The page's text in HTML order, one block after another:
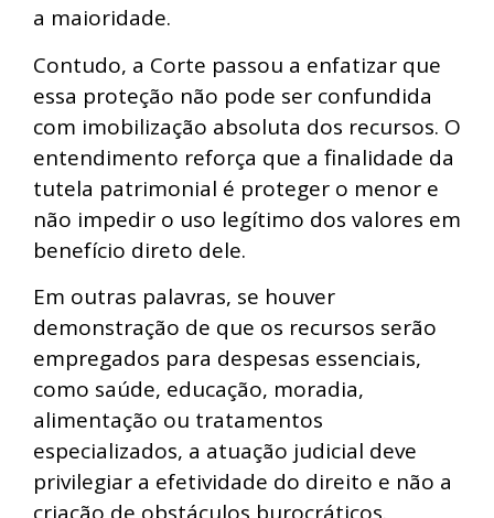
a maioridade.
Contudo, a Corte passou a enfatizar que
essa proteção não pode ser confundida
com imobilização absoluta dos recursos. O
entendimento reforça que a finalidade da
tutela patrimonial é proteger o menor e
não impedir o uso legítimo dos valores em
benefício direto dele.
Em outras palavras, se houver
demonstração de que os recursos serão
empregados para despesas essenciais,
como saúde, educação, moradia,
alimentação ou tratamentos
especializados, a atuação judicial deve
privilegiar a efetividade do direito e não a